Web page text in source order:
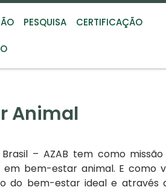
PESQUISA CERTIFICAÇÃO
Animal
– AZAB tem como missão
em bem-estar animal. E como
do bem-estar ideal e através